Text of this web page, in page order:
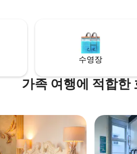
나 물가에서 바라보는
수 있습니다.
다. 여기에서 10미터 거리에 전기차를 운전
하는 경우 충
수영장
가족 여행에 적합한